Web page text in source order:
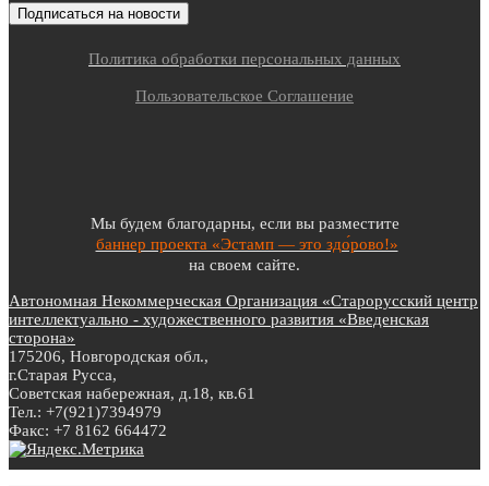
Политика обработки персональных данных
Пользовательское Соглашение
Мы будем благодарны, если вы разместите
баннер проекта «Эстамп — это здо́рово!»
на своем сайте.
Автономная Некоммерческая Организация «Старорусский центр
интеллектуально - художественного развития «Введенская
сторона»
175206, Новгородская обл.,
г.Старая Русса,
Советская набережная, д.18, кв.61
Тел.: +7(921)7394979
Факс: +7 8162 664472